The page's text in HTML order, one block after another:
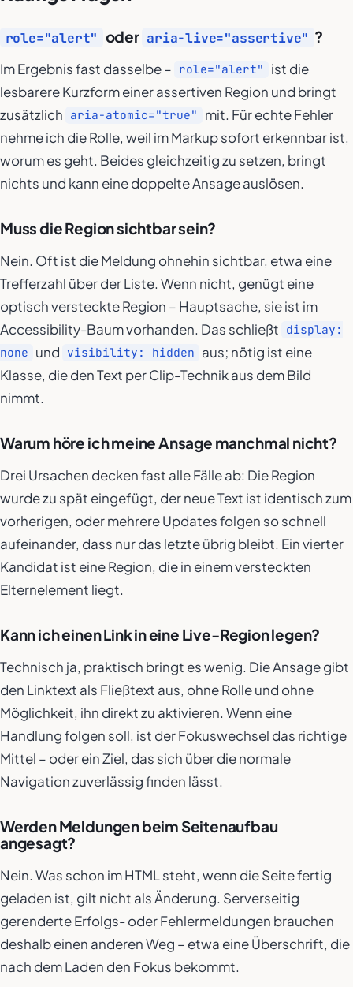
role="alert" oder aria-live="assertive" ?
Im Ergebnis fast dasselbe – role="alert"
ist die
lesbarere Kurzform einer assertiven Region und bringt
zusätzlich aria-atomic="true"
mit. Für echte Fehler
nehme ich die Rolle, weil im Markup sofort erkennbar ist,
worum es geht. Beides gleichzeitig zu setzen, bringt
nichts und kann eine doppelte Ansage auslösen.
Muss die Region sichtbar sein?
Nein. Oft ist die Meldung ohnehin sichtbar, etwa eine
Trefferzahl über der Liste. Wenn nicht, genügt eine
optisch versteckte Region – Hauptsache, sie ist im
Accessibility-Baum vorhanden. Das schließt display:
none und visibility: hidden aus; nötig ist eine
Klasse, die den Text per Clip-Technik aus dem Bild
nimmt.
Warum höre ich meine Ansage manchmal nicht?
Drei Ursachen decken fast alle Fälle ab: Die Region
wurde zu spät eingefügt, der neue Text ist identisch zum
vorherigen, oder mehrere Updates folgen so schnell
aufeinander, dass nur das letzte übrig bleibt. Ein vierter
Kandidat ist eine Region, die in einem versteckten
Elternelement liegt.
Kann ich einen Link in eine Live-Region legen?
Technisch ja, praktisch bringt es wenig. Die Ansage gibt
den Linktext als Fließtext aus, ohne Rolle und ohne
Möglichkeit, ihn direkt zu aktivieren. Wenn eine
Handlung folgen soll, ist der Fokuswechsel das richtige
Mittel – oder ein Ziel, das sich über die normale
Navigation zuverlässig finden lässt.
Werden Meldungen beim Seitenaufbau
angesagt?
Nein. Was schon im HTML steht, wenn die Seite fertig
geladen ist, gilt nicht als Änderung. Serverseitig
gerenderte Erfolgs- oder Fehlermeldungen brauchen
deshalb einen anderen Weg – etwa eine Überschrift, die
nach dem Laden den Fokus bekommt.